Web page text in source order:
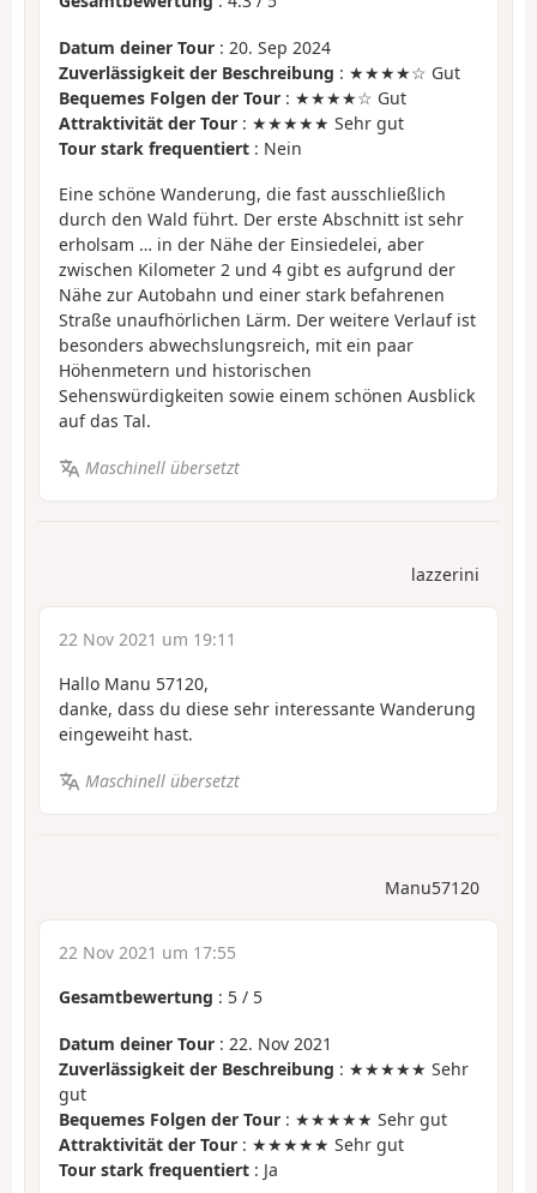
Datum deiner Tour : 20. Sep 2024
Zuverlässigkeit der Beschreibung : ★★★★☆ Gut
Bequemes Folgen der Tour : ★★★★☆ Gut
Attraktivität der Tour : ★★★★★ Sehr gut
Tour stark frequentiert : Nein
Eine schöne Wanderung, die fast ausschließlich
durch den Wald führt. Der erste Abschnitt ist sehr
erholsam … in der Nähe der Einsiedelei, aber
zwischen Kilometer 2 und 4 gibt es aufgrund der
Nähe zur Autobahn und einer stark befahrenen
Straße unaufhörlichen Lärm. Der weitere Verlauf ist
besonders abwechslungsreich, mit ein paar
Höhenmetern und historischen
Sehenswürdigkeiten sowie einem schönen Ausblick
auf das Tal.
Maschinell übersetzt
lazzerini
22 Nov 2021 um 19:11
Hallo Manu 57120,
danke, dass du diese sehr interessante Wanderung
eingeweiht hast.
Maschinell übersetzt
Manu57120
22 Nov 2021 um 17:55
Gesamtbewertung : 5 / 5
Datum deiner Tour : 22. Nov 2021
Zuverlässigkeit der Beschreibung : ★★★★★ Sehr
gut
Bequemes Folgen der Tour : ★★★★★ Sehr gut
Attraktivität der Tour : ★★★★★ Sehr gut
Tour stark frequentiert : Ja